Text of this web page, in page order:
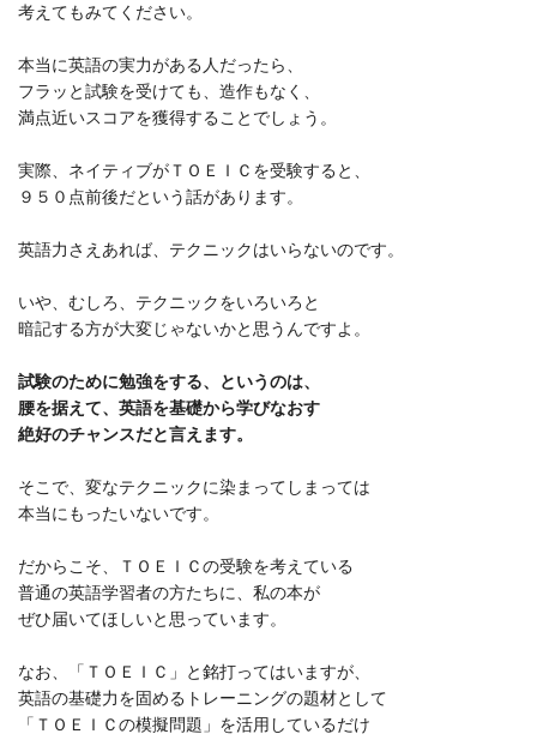
考えてもみてください。
本当に英語の実力がある人だったら、
フラッと試験を受けても、造作もなく、
満点近いスコアを獲得することでしょう。
実際、ネイティブがＴＯＥＩＣを受験すると、
９５０点前後だという話があります。
英語力さえあれば、テクニックはいらないのです。
いや、むしろ、テクニックをいろいろと
暗記する方が大変じゃないかと思うんですよ。
試験のために勉強をする、というのは、
腰を据えて、英語を基礎から学びなおす
絶好のチャンスだと言えます。
そこで、変なテクニックに染まってしまっては
本当にもったいないです。
だからこそ、ＴＯＥＩＣの受験を考えている
普通の英語学習者の方たちに、私の本が
ぜひ届いてほしいと思っています。
なお、「ＴＯＥＩＣ」と銘打ってはいますが、
英語の基礎力を固めるトレーニングの題材として
「ＴＯＥＩＣの模擬問題」を活用しているだけ